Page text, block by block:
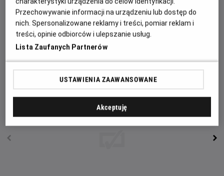
natomiast producentami wykonawczymi: Thomas Kail,
Scott Sheldon, Charles Newirth oraz Auliʻi Cravalho. W
filmie usłyszymy oryginalne piosenki autorstwa Lin-
Manuela Mirandy, Opetai Foaʻi i Marka Manciny, który
skomponował również ścieżkę dźwiękową do filmu.
Przechowywanie informacji na urządzeniu lub dostęp do
nich. Spersonalizowane reklamy i treści, pomiar reklam i
treści, opinie odbiorców i ulepszanie usług.
Lista Zaufanych Partnerów
USTAWIENIA ZAAWANSOWANE
Akceptuję